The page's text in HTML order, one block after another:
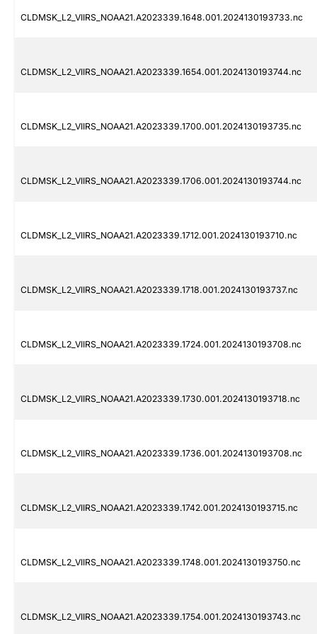
CLDMSK_L2_VIIRS_NOAA21.A2023339.1648.001.2024130193733.nc
CLDMSK_L2_VIIRS_NOAA21.A2023339.1654.001.2024130193744.nc
CLDMSK_L2_VIIRS_NOAA21.A2023339.1700.001.2024130193735.nc
CLDMSK_L2_VIIRS_NOAA21.A2023339.1706.001.2024130193744.nc
CLDMSK_L2_VIIRS_NOAA21.A2023339.1712.001.2024130193710.nc
CLDMSK_L2_VIIRS_NOAA21.A2023339.1718.001.2024130193737.nc
CLDMSK_L2_VIIRS_NOAA21.A2023339.1724.001.2024130193708.nc
CLDMSK_L2_VIIRS_NOAA21.A2023339.1730.001.2024130193718.nc
CLDMSK_L2_VIIRS_NOAA21.A2023339.1736.001.2024130193708.nc
CLDMSK_L2_VIIRS_NOAA21.A2023339.1742.001.2024130193715.nc
CLDMSK_L2_VIIRS_NOAA21.A2023339.1748.001.2024130193750.nc
CLDMSK_L2_VIIRS_NOAA21.A2023339.1754.001.2024130193743.nc